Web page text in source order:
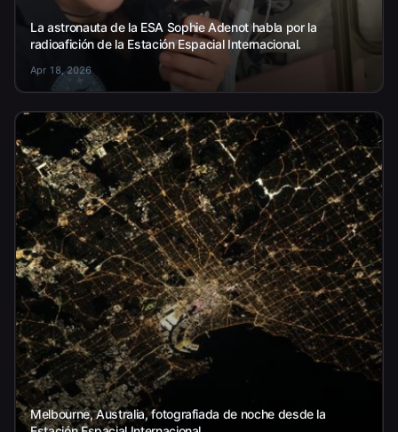
La astronauta de la ESA Sophie Adenot habla por la
radioafición de la Estación Espacial Internacional.
Apr 18, 2026
Melbourne, Australia, fotografiada de noche desde la